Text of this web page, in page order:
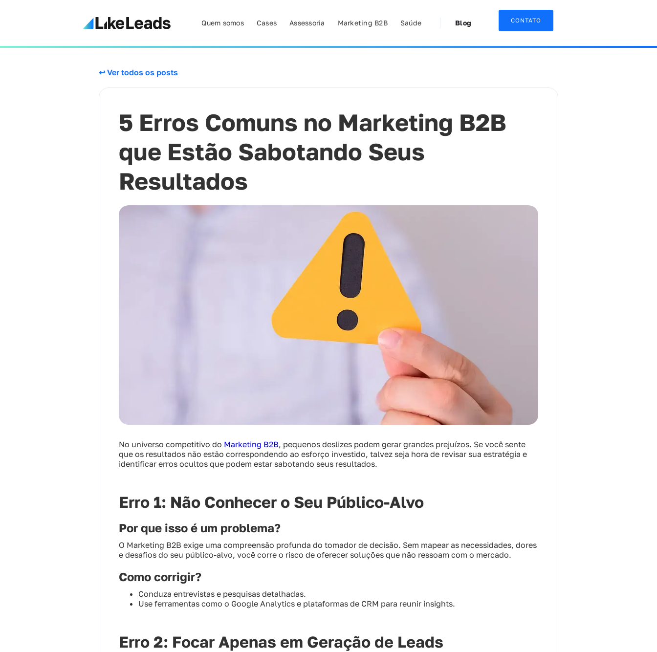
Quem somos Cases Assessoria Marketing B2B Saúde Blog CONTATO
↩ Ver todos os posts
5 Erros Comuns no Marketing B2B
que Estão Sabotando Seus
Resultados
No universo competitivo do Marketing B2B, pequenos deslizes podem gerar grandes prejuízos. Se você sente
que os resultados não estão correspondendo ao esforço investido, talvez seja hora de revisar sua estratégia e
identificar erros ocultos que podem estar sabotando seus resultados.
Erro 1: Não Conhecer o Seu Público-Alvo
Por que isso é um problema?
O Marketing B2B exige uma compreensão profunda do tomador de decisão. Sem mapear as necessidades, dores
e desafios do seu público-alvo, você corre o risco de oferecer soluções que não ressoam com o mercado.
Como corrigir?
Conduza entrevistas e pesquisas detalhadas.
Use ferramentas como o Google Analytics e plataformas de CRM para reunir insights.
Erro 2: Focar Apenas em Geração de Leads